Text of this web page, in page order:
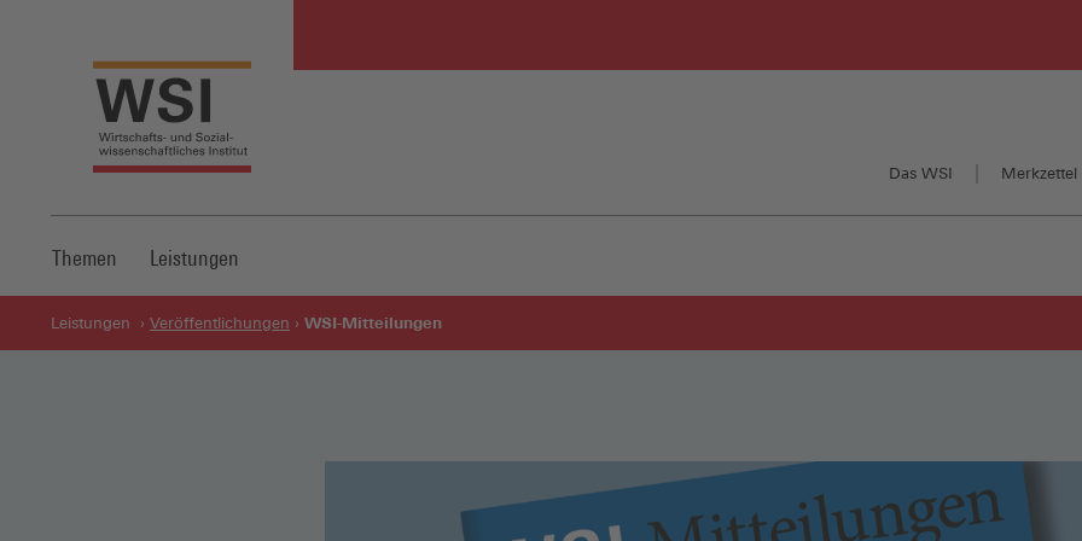
Das WSI Merkzettel
Themen Leistungen
Leistungen Veröffentlichungen WSI-Mitteilungen